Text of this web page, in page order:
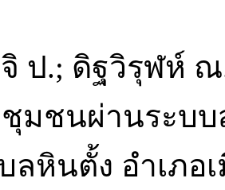
ป.; ดิฐวิรุฬห์
มชนผ่านระบ
ลหินตั้ง อำเภอ